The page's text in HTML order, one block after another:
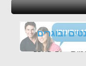
ובוגרים
- זה הערך